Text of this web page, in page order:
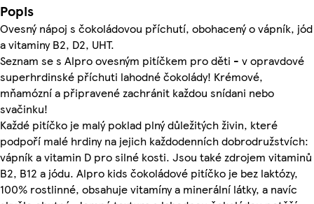
Popis
Ovesný nápoj s čokoládovou příchutí, obohacený o vápník, jód
a vitaminy B2, D2, UHT.
Seznam se s Alpro ovesným pitíčkem pro děti - v opravdové
superhrdinské příchuti lahodné čokolády! Krémové,
mňamózní a připravené zachránit každou snídani nebo
svačinku!
Každé pitíčko je malý poklad plný důležitých živin, které
podpoří malé hrdiny na jejich každodenních dobrodružstvích:
vápník a vitamin D pro silné kosti. Jsou také zdrojem vitaminů
B2, B12 a jódu. Alpro kids čokoládové pitíčko je bez laktózy,
100% rostlinné, obsahuje vitamíny a minerální látky, a navíc